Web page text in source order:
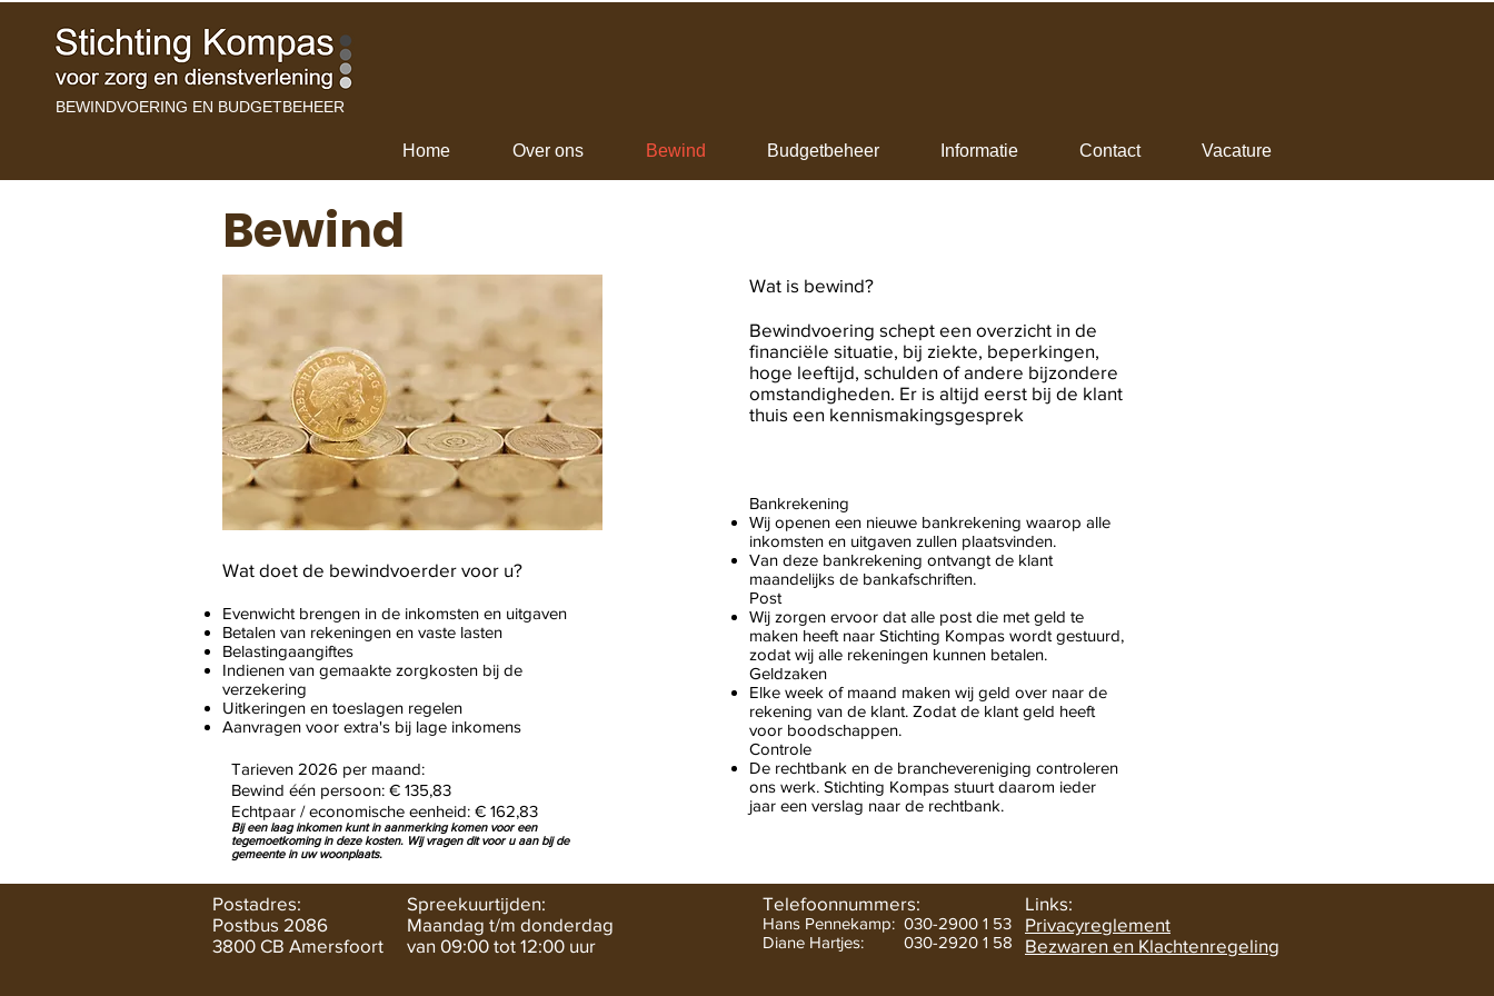
BEWINDVOERING EN BUDGETBEHEER
Home Over ons Bewind Budgetbeheer Informatie Contact Vacature
Bewind
Wat doet de bewindvoerder voor u?
Evenwicht brengen in de inkomsten en uitgaven
Betalen van rekeningen en vaste lasten
Belastingaangiftes
Indienen van gemaakte zorgkosten bij de
verzekering
Uitkeringen en toeslagen regelen
Aanvragen voor extra's bij lage inkomens
Tarieven 2026 per maand:
Bewind één persoon: € 135,83
Echtpaar / economische eenheid: € 162,83
Bij een laag inkomen kunt in aanmerking komen voor een
tegemoetkoming in deze kosten. Wij vragen dit voor u aan bij de
gemeente in uw woonplaats.
Wat is bewind?
Bewindvoering schept een overzicht in de
financiële situatie, bij ziekte, beperkingen,
hoge leeftijd, schulden of andere bijzondere
omstandigheden. Er is altijd eerst bij de klant
thuis een kennismakingsgesprek
Bankrekening
Wij openen een nieuwe bankrekening waarop alle
inkomsten en uitgaven zullen plaatsvinden.
Van deze bankrekening ontvangt de klant
maandelijks de bankafschriften.
Post
Wij zorgen ervoor dat alle post die met geld te
maken heeft naar Stichting Kompas wordt gestuurd,
zodat wij alle rekeningen kunnen betalen.
Geldzaken
Elke week of maand maken wij geld over naar de
rekening van de klant. Zodat de klant geld heeft
voor boodschappen.
Controle
De rechtbank en de branchevereniging controleren
ons werk. Stichting Kompas stuurt daarom ieder
jaar een verslag naar de rechtbank.
Postadres:
Postbus 2086
3800 CB Amersfoort
Spreekuurtijden:
Maandag t/m donderdag
van 09:00 tot 12:00 uur
Telefoonnummers:
Hans Pennekamp: 030-2900 1 53
Diane Hartjes: 030-2920 1 58
Links:
Privacyreglement
Bezwaren en Klachtenregeling